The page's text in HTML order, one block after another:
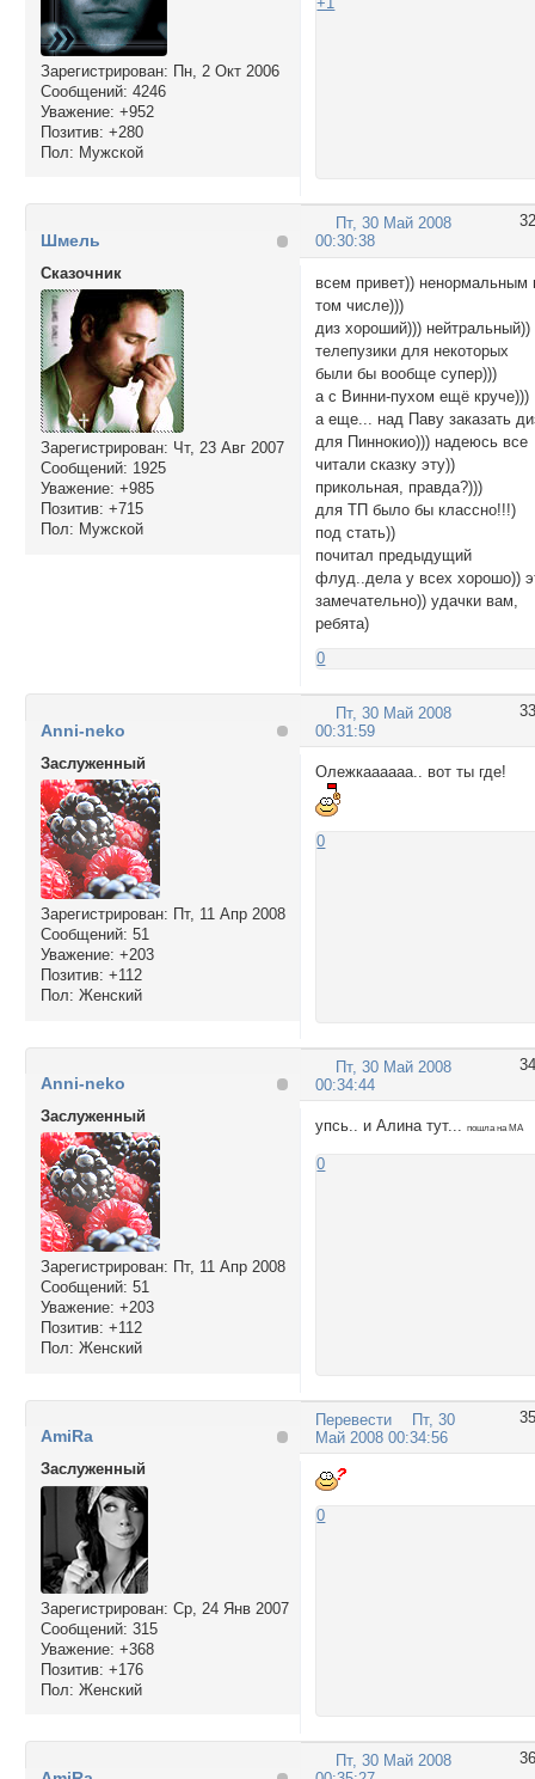
Зарегистрирован: Пн, 2 Окт 2006
Сообщений: 4246
Уважение: +952
Позитив: +280
Пол: Мужской
32
Пт, 30 Май 2008
00:30:38
Шмель
Сказочник
Зарегистрирован: Чт, 23 Авг 2007
Сообщений: 1925
Уважение: +985
Позитив: +715
Пол: Мужской
всем привет)) ненормальным
том числе)))
диз хороший))) нейтральный))
телепузики для некоторых
были бы вообще супер)))
а с Винни-пухом ещё круче)))
а еще... над Паву заказать
для Пиннокио))) надеюсь все
читали сказку эту))
прикольная, правда?)))
для ТП было бы классно!!!)
под стать))
почитал предыдущий
флуд..дела у всех хорошо))
замечательно)) удачки вам,
ребята)
0
33
Пт, 30 Май 2008
00:31:59
Anni-neko
Заслуженный
Зарегистрирован: Пт, 11 Апр 2008
Сообщений: 51
Уважение: +203
Позитив: +112
Пол: Женский
Олежкаааааа.. вот ты где!
0
34
Пт, 30 Май 2008
00:34:44
Anni-neko
Заслуженный
Зарегистрирован: Пт, 11 Апр 2008
Сообщений: 51
Уважение: +203
Позитив: +112
Пол: Женский
упсь.. и Алина тут...пошла на МА
0
Перевести 35
Пт, 30
Май 2008 00:34:56
AmiRa
Заслуженный
Зарегистрирован: Ср, 24 Янв 2007
Сообщений: 315
Уважение: +368
Позитив: +176
Пол: Женский
0
36
Пт, 30 Май 2008